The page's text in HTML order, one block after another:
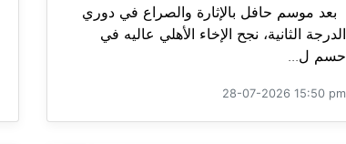
بعد موسم حافل بالإثارة والصراع في دوري
الدرجة الثانية، نجح الإخاء الأهلي عاليه في
حسم ل...
28-07-2026 15:50 pm